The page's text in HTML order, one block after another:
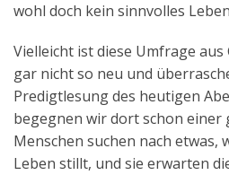
wohl doch kein sinnvolles
Vielleicht ist diese Umfrage
gar nicht so neu und
Predigtlesung des heutigen
begegnen wir dort schon einer
Menschen suchen nach etwas,
Leben stillt, und sie erwarten